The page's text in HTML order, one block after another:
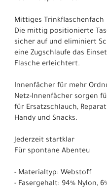
Mittiges Trinkflaschenfach
Die mittig positionierte
sicher auf und eliminiert
eine Zugschlaufe das
Flasche erleichtert.
Innenfächer für mehr
Netz-Innenfächer sorgen
für Ersatzschlauch,
Handy und Snacks.
Jederzeit startklar
Für spontane Abenteu
- Materialtyp: Webstoff
- Fasergehalt: 94% Nylon,